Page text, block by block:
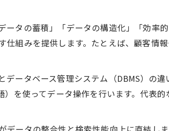
ースの種類と特徴を比較する
ンジニアが押さえるべきデータベース種類
やクラウド型データベースの違いを理解
タベース種類を実務視点で比較解説
ジニアの選択基準に合うデータベース比較
ース作成のポイントを解説
タの蓄積」「データの構造化」「効率
組みを提供します。たとえば、顧客情
ータベース管理システム（DBMS）の
を使ってデータ操作を行います。代表